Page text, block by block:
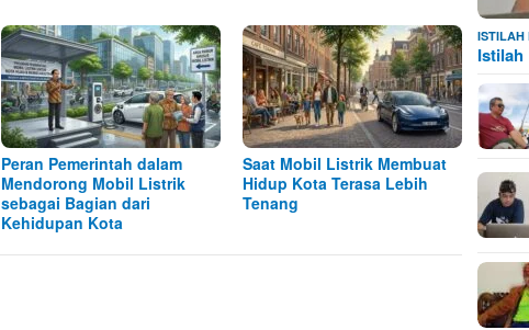
Peran Pemerintah dalam
Mendorong Mobil Listrik
sebagai Bagian dari
Kehidupan Kota
Saat Mobil Listrik Membuat
Hidup Kota Terasa Lebih
Tenang
ISTILAH
Istilah